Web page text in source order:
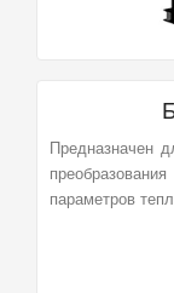
Предназначен
параметров